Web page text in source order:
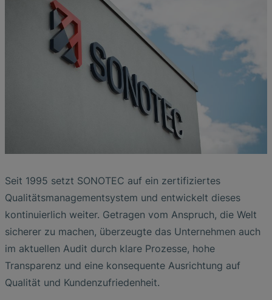
Seit 1995 setzt SONOTEC auf ein zertifiziertes
Qualitätsmanagementsystem und entwickelt dieses
kontinuierlich weiter. Getragen vom Anspruch, die Welt
sicherer zu machen, überzeugte das Unternehmen auch
im aktuellen Audit durch klare Prozesse, hohe
Transparenz und eine konsequente Ausrichtung auf
Qualität und Kundenzufriedenheit.
EtherNet/IP Gateway
Low Flow Measurement with SONOFLOW
CO.55 V3.0
Durchflusssensoren in Continuous
Processing & Single-Use Anwendungen
Vergleichstest von Durchflusssensoren
Luftblasen- und Blutleckdetektion in
Dialysemaschinen
Durchflusssensor für System zur
Herzunterstützung
SONAPHONE DataSuite V
SONAPHONE DataSuite D
SONAPHONE DataSuite S
Ultraschallanalyse bei der Lecksuche an
Druckluftanlagen
Application of Ultrasound Technology
Energie in Dampf- und
Kondensatsystemen sparen
Ultraschallprüfköpfe
Zerstörungsfreie Prüfung von
Hochtemperatur-Keramiken
Schubplatten in der Keramikproduktion